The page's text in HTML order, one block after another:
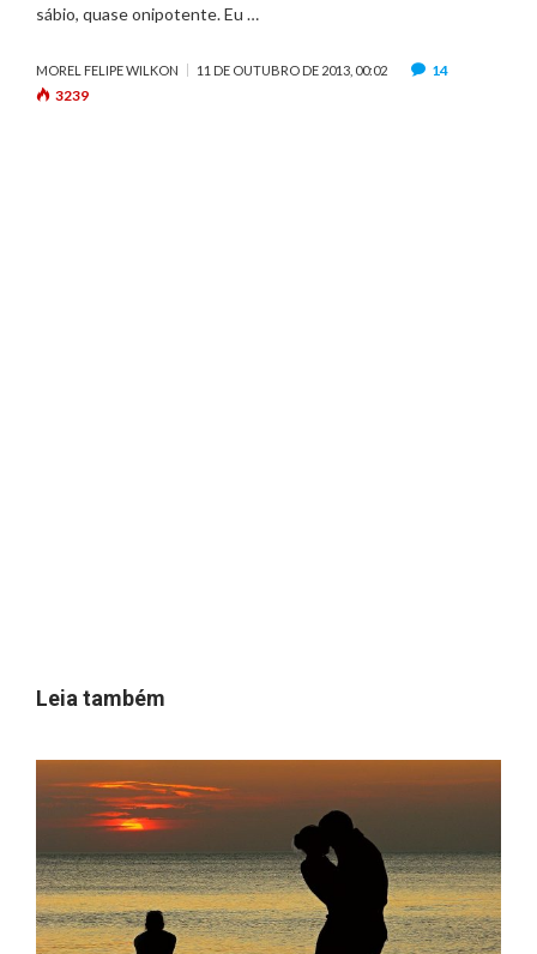
sábio, quase onipotente. Eu …
MOREL FELIPE WILKON 11 DE OUTUBRO DE 2013, 00:02
14
3239
Leia também